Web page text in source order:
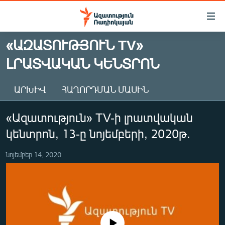
Մատչելիության
Անցնել
հիմնական
բովանդակությանը
հիմնական
ԱԶԱՏՈՒԹՅՈՒՆ TV
ՀԱՅԱՍՏԱՆ
ՔԱՂԱՔԱԿԱՆ
ԻՐԱՎՈՒՆՔ
ՀԱՍԱՐԱԿՈՒԹՅՈՒՆ
ՏՆՏԵՍՈՒԹՅՈՒՆ
ՊԱՏԵՐԱԶՄԻ 6 ՇԱԲԱԹՆԵՐԸ
ՏԱՐԱԾԱՇՐՋԱՆ
«ԱԶԱՏՈՒԹՅՈՒՆ TV»
ԼՐԱՏՎԱԿԱՆ ԿԵՆՏՐՈՆ
ԱՐԽԻՎ ՀԱՂՈՐԴՄԱՆ ՄԱՍԻՆ
«Ազատություն» TV-ի լրատվական
կենտրոն, 13-ը նոյեմբերի, 2020թ.
նոյեմբեր 14, 2020